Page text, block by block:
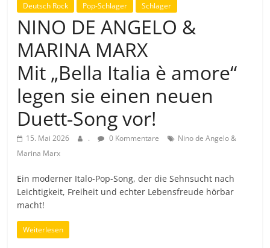
Deutsch Rock Pop-Schlager Schlager
NINO DE ANGELO &
MARINA MARX
Mit „Bella Italia è amore“
legen sie einen neuen
Duett-Song vor!
15. Mai 2026 . 0 Kommentare
Nino de Angelo &
Marina Marx
Ein moderner Italo-Pop-Song, der die Sehnsucht nach
Leichtigkeit, Freiheit und echter Lebensfreude hörbar
macht!
Weiterlesen